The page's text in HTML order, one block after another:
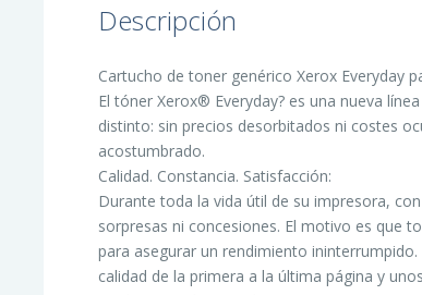
Descripción
Cartucho de toner genérico Xerox Everyday
El tóner Xerox® Everyday? es una nueva
distinto: sin precios desorbitados ni costes
acostumbrado.
Calidad. Constancia. Satisfacción:
Durante toda la vida útil de su impresora,
sorpresas ni concesiones. El motivo es que
para asegurar un rendimiento
calidad de la primera a la última página y